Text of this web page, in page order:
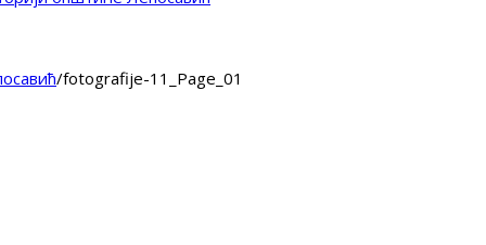
/fotografije-11_Page_01